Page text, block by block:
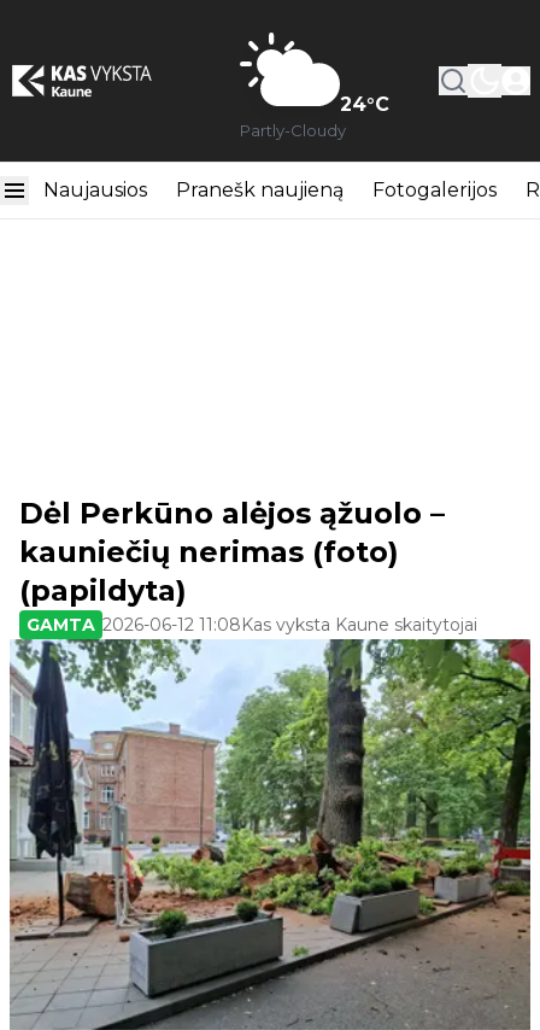
24°C
Partly-Cloudy
Naujausios Pranešk naujieną Fotogalerijos
Dėl Perkūno alėjos ąžuolo –
kauniečių nerimas (foto)
(papildyta)
GAMTA 2026-06-12 11:08Kas vyksta Kaune skaitytojai